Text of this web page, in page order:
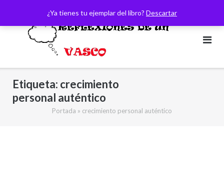
¿Ya tienes tu ejemplar del libro? Descartar
contenido
Etiqueta: crecimiento
personal auténtico
Portada » crecimiento personal auténtico